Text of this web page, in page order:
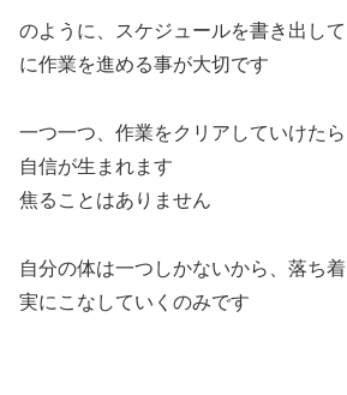
のように、スケジュールを書き出し
に作業を進める事が大切です
一つ一つ、作業をクリアしていけた
自信が生まれます
焦ることはありません
自分の体は一つしかないから、落ち
実にこなしていくのみです